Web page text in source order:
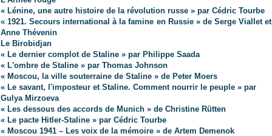
« Lénine, une autre histoire de la révolution russe » par Cédric Tourbe
« 1921. Secours international à la famine en Russie » de Serge Viallet et
Anne Thévenin
Le Birobidjan
« Le dernier complot de Staline » par Philippe Saada
« L'ombre de Staline » par Thomas Johnson
« Moscou, la ville souterraine de Staline » de Peter Moers
« Le savant, l'imposteur et Staline. Comment nourrir le peuple » par
Gulya Mirzoeva
« Les dessous des accords de Munich » de Christine Rütten
« Le pacte Hitler-Staline » par Cédric Tourbe
« Moscou 1941 – Les voix de la mémoire » de Artem Demenok